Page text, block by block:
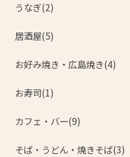
うなぎ(2)
居酒屋(5)
お好み焼き・広島焼き(4)
お寿司(1)
カフェ・バー(9)
そば・うどん・焼きそば(3)